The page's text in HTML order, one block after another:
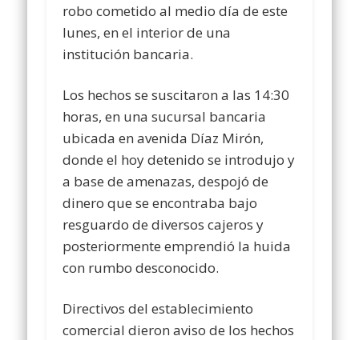
robo cometido al medio día de este
lunes, en el interior de una
institución bancaria.
Los hechos se suscitaron a las 14:30
horas, en una sucursal bancaria
ubicada en avenida Díaz Mirón,
donde el hoy detenido se introdujo y
a base de amenazas, despojó de
dinero que se encontraba bajo
resguardo de diversos cajeros y
posteriormente emprendió la huida
con rumbo desconocido.
Directivos del establecimiento
comercial dieron aviso de los hechos